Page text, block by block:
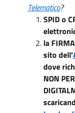
Telematico?
SPID o
la
sito dell'
dove
NON